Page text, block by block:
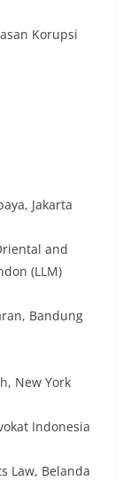
Korupsi
Jakarta
and
(LLM)
Bandung
New York
Indonesia
Law, Belanda